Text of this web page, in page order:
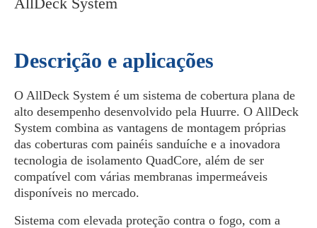
Descrição e aplicações
O AllDeck System é um sistema de cobertura plana de
alto desempenho desenvolvido pela Huurre. O AllDeck
System combina as vantagens de montagem próprias
das coberturas com painéis sanduíche e a inovadora
tecnologia de isolamento QuadCore, além de ser
compatível com várias membranas impermeáveis
disponíveis no mercado.
Sistema com elevada proteção contra o fogo, com a